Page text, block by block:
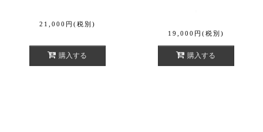
21,000 円 (税別)
購入する
19,000 円 (税別)
購入する